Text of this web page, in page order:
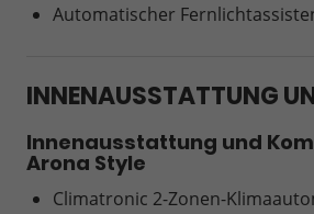
Automatischer
INNENAUSSTATTUNG
Innenausstattung und
Arona Style
Climatronic 2-Zonen-